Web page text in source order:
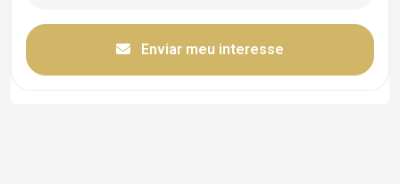
Enviar meu interesse